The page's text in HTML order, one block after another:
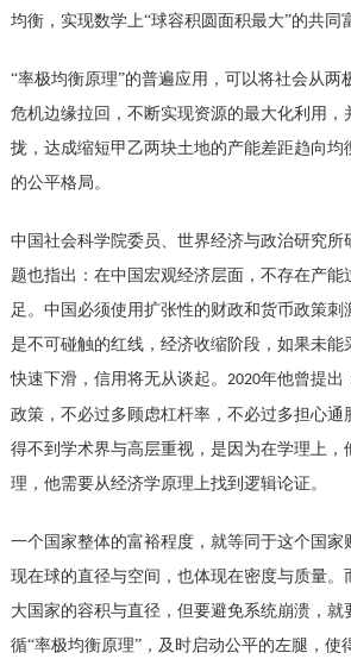
均衡，实现数学上“球容积圆面积最大”的共同
“率极均衡原理”的普遍应用，可以将社会从两
危机边缘拉回，不断实现资源的最大化利用，
拢，达成缩短甲乙两块土地的产能差距趋向均
的公平格局。
中国社会科学院委员、世界经济与政治研究所
题也指出：在中国宏观经济层面，不存在产能
足。中国必须使用扩张性的财政和货币政策刺
是不可碰触的红线，经济收缩阶段，如果未能
快速下滑，信用将无从谈起。 2020年他曾提出
政策，不必过多顾虑杠杆率，不必过多担心通
得不到学术界与高层重视，是因为在学理上，
理，他需要从经济学原理上找到逻辑论证。
一个国家整体的富裕程度，就等同于这个国家
现在球的直径与空间，也体现在密度与质量。
大国家的容积与直径，但要避免系统崩溃，就
循“率极均衡原理”，及时启动公平的左腿，使